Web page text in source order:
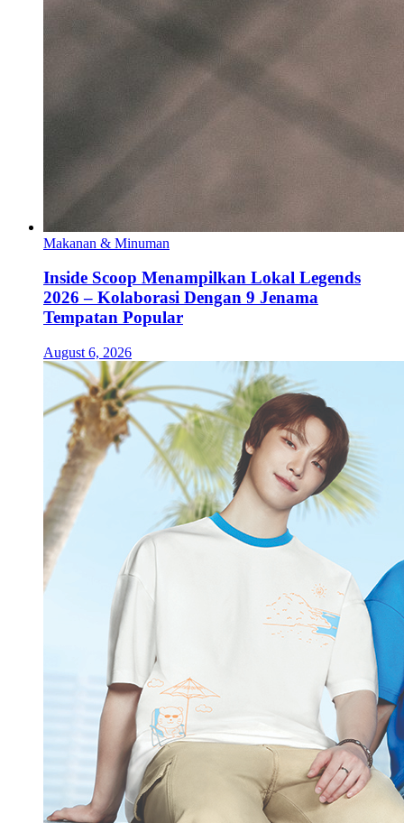
Makanan & Minuman
Inside Scoop Menampilkan Lokal Legends
2026 – Kolaborasi Dengan 9 Jenama
Tempatan Popular
August 6, 2026